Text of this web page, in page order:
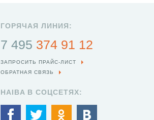
ГОРЯЧАЯ ЛИНИЯ:
7 495 374 91 12
ЗАПРОСИТЬ ПРАЙС-ЛИСТ
ОБРАТНАЯ СВЯЗЬ
HAIBA В СОЦСЕТЯХ: